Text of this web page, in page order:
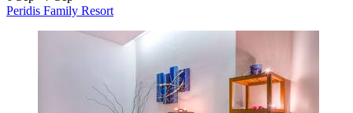
Peridis Family Resort